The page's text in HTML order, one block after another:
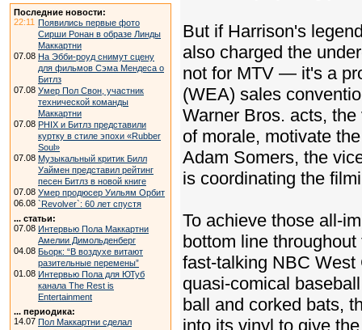
Последние новости:
22:11 Появились первые фото
Сирши Ронан в образе Линды
Маккартни
07.08 На Эбби-роуд снимут сцену
для фильмов Сэма Мендеса о
Битлз
07.08 Умер Пол Свон, участник
технической команды
Маккартни
07.08 PHIX и Битлз представили
куртку в стиле эпохи «Rubber
Soul»
07.08 Музыкальный критик Билл
Уаймен представил рейтинг
песен Битлз в новой книге
07.08 Умер продюсер Уильям Орбит
06.08 `Revolver`: 60 лет спустя
... статьи:
07.08 Интервью Пола Маккартни
Амелии Димольденберг
04.08 Бьорк: “В воздухе витают
разительные перемены”
01.08 Интервью Пола для ЮТуб
канала The Rest is
Entertainment
... периодика:
14.07 Пол Маккартни сделал
But if Harrison's
also charged the
not for MTV — it's a
(WEA) sales
Warner Bros. acts,
of morale, motivate
Adam Somers, the
is coordinating the
To achieve those all-
bottom line
fast-talking NBC West
quasi-comical
ball and corked bats,
into its vinyl to give